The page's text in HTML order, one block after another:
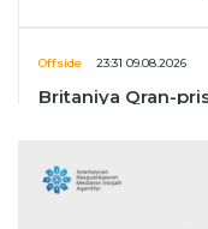
Offside 23:31 09.08.2026
Britaniya Qran-
İngiltərə P.L.
Arteta